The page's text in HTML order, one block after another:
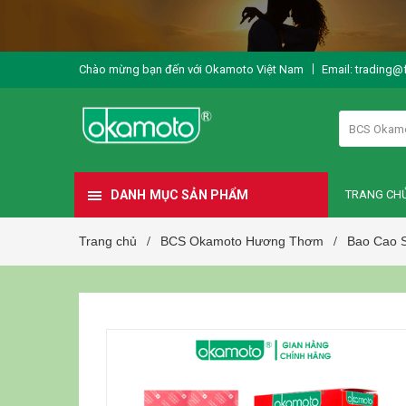
Chào mừng bạn đến với Okamoto Việt Nam Email:
BCS
DANH MỤC SẢN PHẨM TRANG
Trang chủ / BCS Okamoto Hương Thơm / Bao Cao